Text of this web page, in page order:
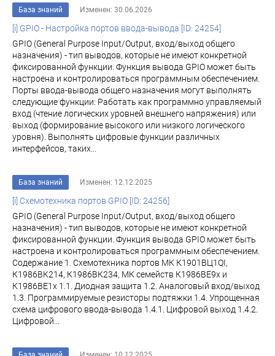
База знаний Изменен: 30.06.2026
[i] GPIO - Настройка портов ввода-вывода [ID: 24254]
GPIO (General Purpose Input/Output, вход/выход общего
назначения) - тип выводов, которые не имеют конкретной
фиксированной функции. Функция вывода GPIO может быть
настроена и контролироваться программным обеспечением.
Порты ввода-вывода общего назначения могут выполнять
следующие функции: Работать как программно управляемый
вход (чтение логических уровней внешнего напряжения) или
выход (формирование высокого или низкого логического
уровня). Выполнять цифровые функции различных
интерфейсов, таких...
База знаний Изменен: 12.12.2025
[i] Схемотехника портов GPIO [ID: 24256]
GPIO (General Purpose Input/Output, вход/выход общего
назначения) - тип выводов, которые не имеют конкретной
фиксированной функции. Функция вывода GPIO может быть
настроена и контролироваться программным обеспечением.
Содержание 1. Схемотехника портов МК К1901ВЦ1QI,
К1986ВК214, К1986ВК234, МК семейств К1986ВЕ9x и
К1986ВЕ1x 1.1. Диодная защита 1.2. Аналоговый вход/выход
1.3. Программируемые резисторы подтяжки 1.4. Упрощенная
схема цифрового ввода-вывода 1.4.1. Цифровой выход 1.4.2.
Цифровой...